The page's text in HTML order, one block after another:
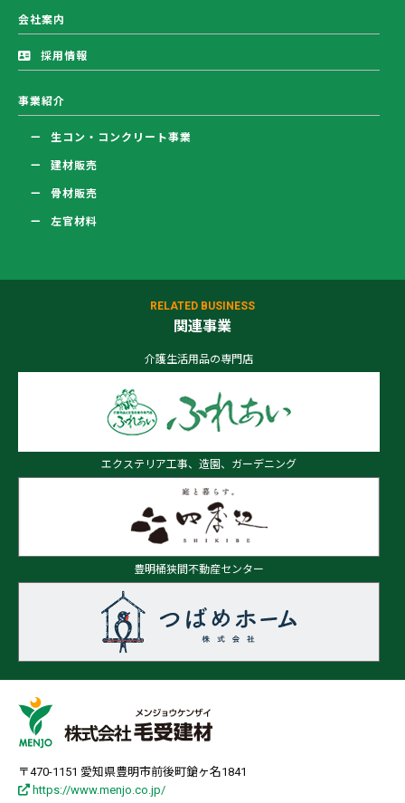
会社案内
採用情報
事業紹介
生コン・コンクリート事業
建材販売
骨材販売
左官材料
RELATED BUSINESS
関連事業
介護生活用品の専門店
エクステリア工事、造園、ガーデニング
豊明桶狭間不動産センター
〒470-1151 愛知県豊明市前後町鎗ヶ名1841
https://www.menjo.co.jp/